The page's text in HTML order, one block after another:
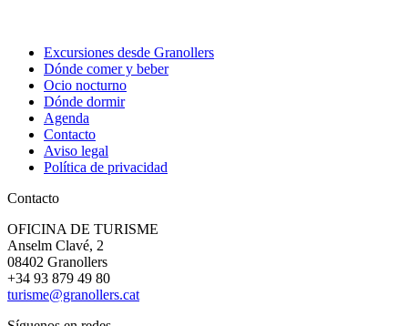
Excursiones desde Granollers
Dónde comer y beber
Ocio nocturno
Dónde dormir
Agenda
Contacto
Aviso legal
Política de privacidad
Contacto
OFICINA DE TURISME
Anselm Clavé, 2
08402 Granollers
+34 93 879 49 80
turisme@granollers.cat